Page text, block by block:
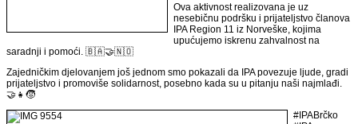
Ova aktivnost realizovana je uz
nesebičnu podršku i prijateljstvo članova
IPA Region 11 iz Norveške, kojima
upućujemo iskrenu zahvalnost na
saradnji i pomoći. 🇧🇦🤝🇳🇴
Zajedničkim djelovanjem još jednom smo pokazali da IPA povezuje ljude, gradi
prijateljstvo i promoviše solidarnost, posebno kada su u pitanju naši najmlađi.
🤝👧🧒
#IPABrčko